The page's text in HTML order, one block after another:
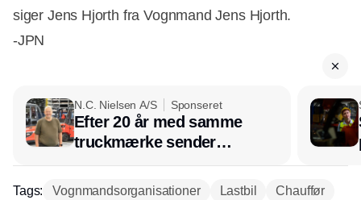
siger Jens Hjorth fra Vognmand Jens Hjorth.
-JPN
N.C. Nielsen A/S Sponseret
Efter 20 år med samme
truckmærke sender
lagerchef stafetten videre
hos INOX
Tags: Vognmandsorganisationer Lastbil Chauffør